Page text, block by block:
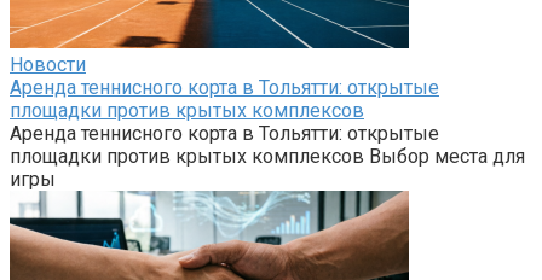
Новости
Аренда теннисного корта в Тольятти: открытые
площадки против крытых комплексов
Аренда теннисного корта в Тольятти: открытые
площадки против крытых комплексов Выбор места для
игры